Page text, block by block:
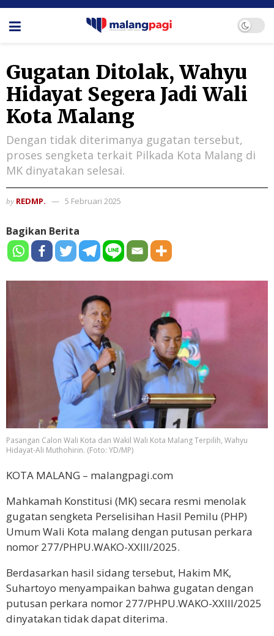
Gugatan Ditolak, Wahyu
Hidayat Segera Jadi Wali
Kota Malang
Dengan tidak diterimanya gugatan tersebut,
proses sengketa terkait Pilkada Kota Malang di
MK dinyatakan selesai.
by REDMP. 5 Februari 2025
Bagikan Berita
Pasangan Calon Wali Kota dan Wakil Wali Kota Malang Terpilih, Wahyu
Hidayat-Ali Muthohirin. (Foto: YD/MP)
KOTA MALANG – malangpagi.com
Mahkamah Konstitusi (MK) secara resmi menolak
gugatan sengketa Perselisihan Hasil Pemilu (PHP)
Umum Wali Kota malang dengan putusan perkara
nomor 277/PHPU.WAKO-XXIII/2025.
Berdasarkan hasil sidang tersebut, Hakim MK,
Suhartoyo menyampaikan bahwa gugatan dengan
putusan perkara nomor 277/PHPU.WAKO-XXIII/2025
dinyatakan tidak dapat diterima.